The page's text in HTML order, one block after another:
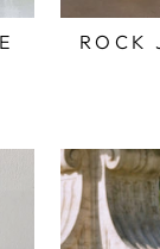
ROCK